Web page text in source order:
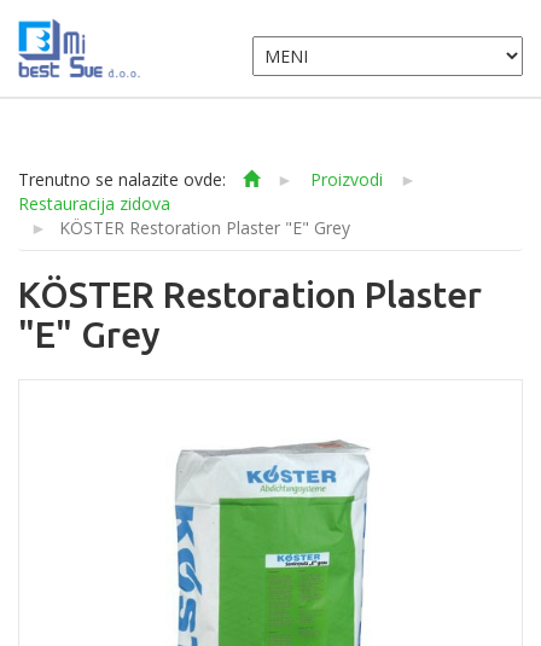
Trenutno se nalazite ovde: ► Proizvodi
►
Restauracija zidova
►
KÖSTER Restoration Plaster "E" Grey
KÖSTER Restoration Plaster
"E" Grey